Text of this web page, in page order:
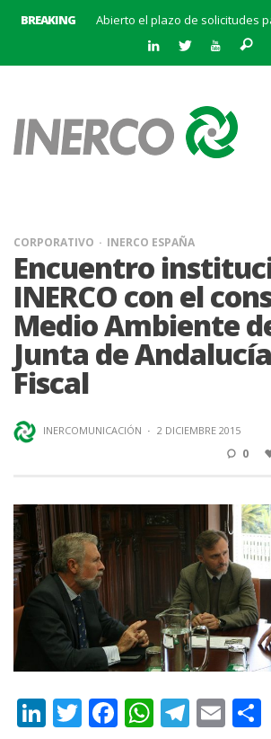
BREAKING
INERCO se adhiere a la Alianza
CORPORATIVO INERCO ESPAÑA
Encuentro
INERCO con el
Medio Ambiente
Junta de
Fiscal
INERCOMUNICACIÓN · 2 DICIEMBRE 2015
0
Li T F W T E